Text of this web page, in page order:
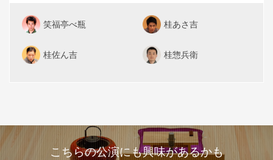
笑福亭べ瓶 桂あさ吉
桂佐ん吉 桂惣兵衛
こちらの公演にも興味があるかも